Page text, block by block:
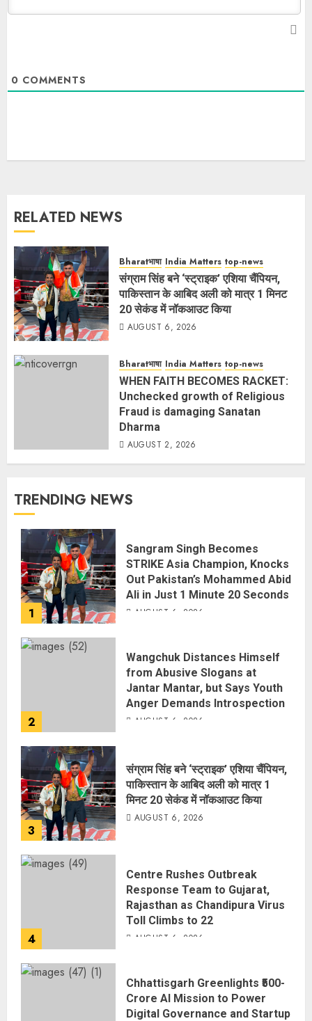
0 COMMENTS
RELATED NEWS
Bharatभाषा India Matters top-news
संग्राम सिंह बने ‘स्ट्राइक’ एशिया चैंपियन,
पाकिस्तान के आबिद अली को मात्र 1 मिनट
20 सेकंड में नॉकआउट किया
AUGUST 6, 2026
Bharatभाषा India Matters top-news
WHEN FAITH BECOMES RACKET:
Unchecked growth of Religious
Fraud is damaging Sanatan
Dharma
AUGUST 2, 2026
TRENDING NEWS
1
Sangram Singh Becomes
STRIKE Asia Champion, Knocks
Out Pakistan’s Mohammed Abid
Ali in Just 1 Minute 20 Seconds
AUGUST 6, 2026
2
Wangchuk Distances Himself
from Abusive Slogans at
Jantar Mantar, but Says Youth
Anger Demands Introspection
AUGUST 6, 2026
3
संग्राम सिंह बने ‘स्ट्राइक’ एशिया चैंपियन,
पाकिस्तान के आबिद अली को मात्र 1
मिनट 20 सेकंड में नॉकआउट किया
AUGUST 6, 2026
4
Centre Rushes Outbreak
Response Team to Gujarat,
Rajasthan as Chandipura Virus
Toll Climbs to 22
AUGUST 6, 2026
Chhattisgarh Greenlights ₹500-
Crore AI Mission to Power
Digital Governance and Startup